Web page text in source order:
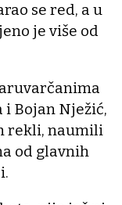
se red, a u
je više od
i Bojan Nježić,
rekli, naumili
od glavnih